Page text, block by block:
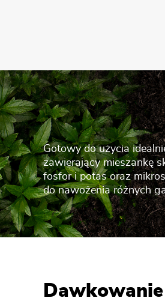
Gotowy do użycia
zawierający mieszankę
fosfor i potas oraz
do nawożenia różnych